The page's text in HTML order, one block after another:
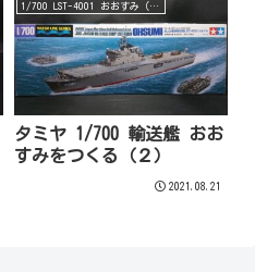
1/700 LST-4001 おおすみ（完）
タミヤ 1/700 輸送艦 おお
すみをつくる（２）
2021.08.21